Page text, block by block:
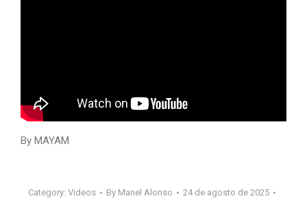
By MAYAM
Category: Videos By Manel Alonso
24 de agosto de 2025